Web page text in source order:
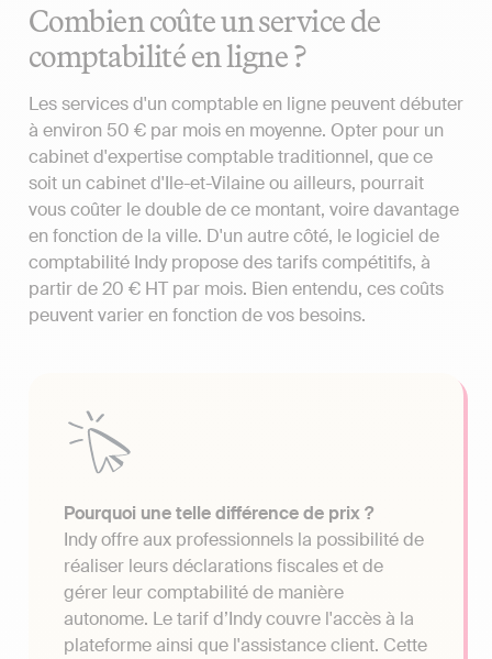
Combien coûte un service de
comptabilité en ligne ?
Les services d'un comptable en ligne peuvent débuter
à environ 50 € par mois en moyenne. Opter pour un
cabinet d'expertise comptable traditionnel, que ce
soit un cabinet d'Ile-et-Vilaine ou ailleurs, pourrait
vous coûter le double de ce montant, voire davantage
en fonction de la ville. D'un autre côté, le logiciel de
comptabilité Indy propose des tarifs compétitifs, à
partir de 20 € HT par mois. Bien entendu, ces coûts
peuvent varier en fonction de vos besoins.
Pourquoi une telle différence de prix ?
Indy offre aux professionnels la possibilité de
réaliser leurs déclarations fiscales et de
gérer leur comptabilité de manière
autonome. Le tarif d’Indy couvre l'accès à la
plateforme ainsi que l'assistance client. Cette